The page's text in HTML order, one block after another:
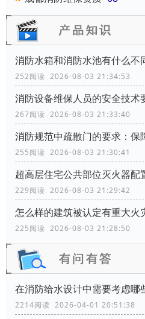
消防水箱和消防水池有什么不
252阅读 2026-08-03 21:34:53
消防设备维保人员的安全技术
267阅读 2026-08-03 21:33:40
消防规范中疏散门的要求：保
255阅读 2026-08-03 21:30:41
超高层住宅公共部位灭火器配
229阅读 2026-08-03 21:29:42
怎么样的建筑被认定有重大火
225阅读 2026-08-03 21:28:50
在消防给水设计中需要考虑哪
2214阅读 2026-04-01 20:51:38